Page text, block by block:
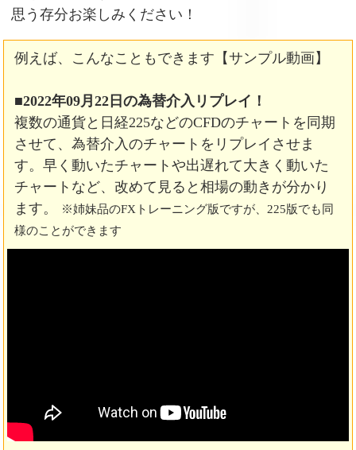
思う存分お楽しみください！
例えば、こんなこともできます【サンプル動画】
■2022年09月22日の為替介入リプレイ！
複数の通貨と日経225などのCFDのチャートを同期
させて、為替介入のチャートをリプレイさせま
す。早く動いたチャートや出遅れて大きく動いた
チャートなど、改めて見ると相場の動きが分かり
ます。
※姉妹品のFXトレーニング版ですが、225版でも同
様のことができます